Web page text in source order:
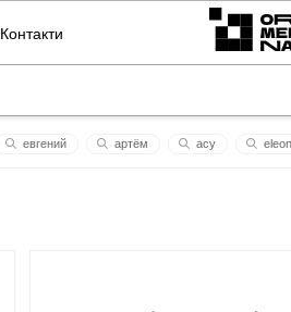
Контакти
евгений артём асу